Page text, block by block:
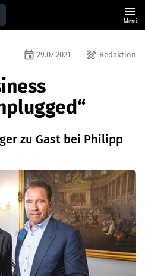
menu
Menü
draw Redaktion
event 29.07.2021
zu Gast bei Philipp